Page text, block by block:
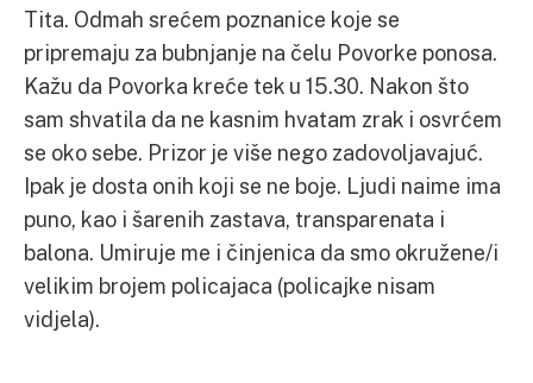
Tita. Odmah srećem poznanice koje se
pripremaju za bubnjanje na čelu Povorke ponosa.
Kažu da Povorka kreće tek u 15.30. Nakon što
sam shvatila da ne kasnim hvatam zrak i osvrćem
se oko sebe. Prizor je više nego zadovoljavajuć.
Ipak je dosta onih koji se ne boje. Ljudi naime ima
puno, kao i šarenih zastava, transparenata i
balona. Umiruje me i činjenica da smo okružene/i
velikim brojem policajaca (policajke nisam
vidjela).